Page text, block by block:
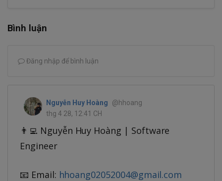
Bình luận
Đăng nhập để bình luận
Nguyễn Huy Hoàng
@hhoang
thg 4 28, 12:41 CH
👨‍💻 Nguyễn Huy Hoàng | Software
Engineer
📧 Email: hhoang02052004@gmail.com